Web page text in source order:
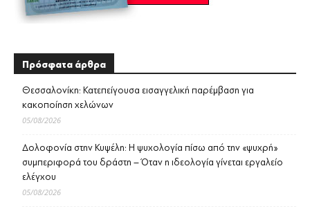
Πρόσφατα άρθρα
Θεσσαλονίκη: Κατεπείγουσα εισαγγελική παρέμβαση για
κακοποίηση χελώνων
05/08/2026
Δολοφονία στην Κυψέλη: Η ψυχολογία πίσω από την «ψυχρή»
συμπεριφορά του δράστη – Όταν η ιδεολογία γίνεται εργαλείο
ελέγχου
05/08/2026